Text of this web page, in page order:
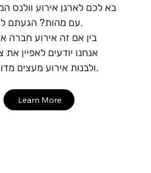
Learn More
בא לכם לארגן אירוע וולנס
עם מהות? הגעתם למקום הנכון.
בין אם זה אירוע חברה
אנחנו יודעים לאפיין את
ולבנות אירוע מעצים מדוייק לצרכים.